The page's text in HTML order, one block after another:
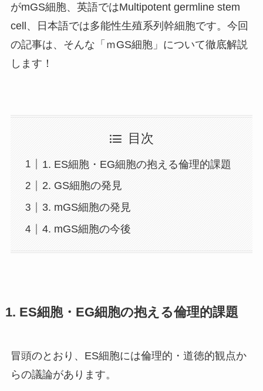
がmGS細胞、英語ではMultipotent germline stem
cell、日本語では多能性生殖系列幹細胞です。今回
の記事は、そんな「ｍGS細胞」について徹底解説
します！
目次
1. ES細胞・EG細胞の抱える倫理的課題
2. GS細胞の発見
3. mGS細胞の発見
4. mGS細胞の今後
1. ES細胞・EG細胞の抱える倫理的課題
冒頭のとおり、ES細胞には倫理的・道徳的観点か
らの議論があります。